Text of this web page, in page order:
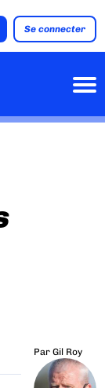
Se connecter
Par Gil Roy